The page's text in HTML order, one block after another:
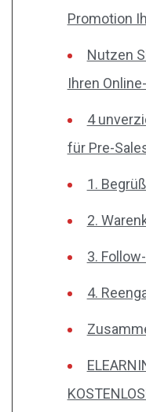
Promotion
Nutzen
Ihren
4
für Pre-
1.
2.
3.
4.